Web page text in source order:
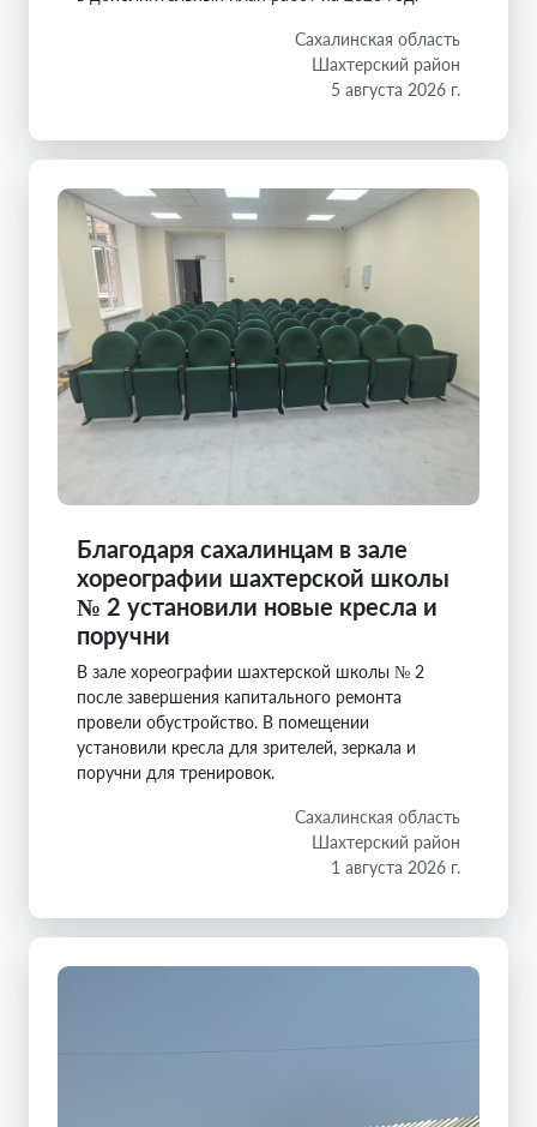
Сахалинская область
Шахтерский район
5 августа 2026 г.
Благодаря сахалинцам в зале
хореографии шахтерской школы
№ 2 установили новые кресла и
поручни
В зале хореографии шахтерской школы № 2
после завершения капитального ремонта
провели обустройство. В помещении
установили кресла для зрителей, зеркала и
поручни для тренировок.
Сахалинская область
Шахтерский район
1 августа 2026 г.